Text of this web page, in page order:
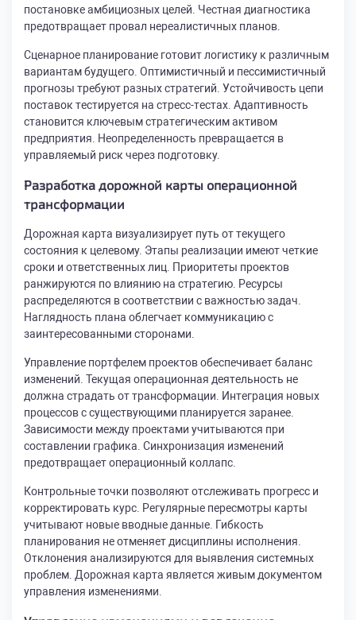
постановке амбициозных целей. Честная диагностика
предотвращает провал нереалистичных планов.
Сценарное планирование готовит логистику к различным
вариантам будущего. Оптимистичный и пессимистичный
прогнозы требуют разных стратегий. Устойчивость цепи
поставок тестируется на стресс-тестах. Адаптивность
становится ключевым стратегическим активом
предприятия. Неопределенность превращается в
управляемый риск через подготовку.
Разработка дорожной карты операционной
трансформации
Дорожная карта визуализирует путь от текущего
состояния к целевому. Этапы реализации имеют четкие
сроки и ответственных лиц. Приоритеты проектов
ранжируются по влиянию на стратегию. Ресурсы
распределяются в соответствии с важностью задач.
Наглядность плана облегчает коммуникацию с
заинтересованными сторонами.
Управление портфелем проектов обеспечивает баланс
изменений. Текущая операционная деятельность не
должна страдать от трансформации. Интеграция новых
процессов с существующими планируется заранее.
Зависимости между проектами учитываются при
составлении графика. Синхронизация изменений
предотвращает операционный коллапс.
Контрольные точки позволяют отслеживать прогресс и
корректировать курс. Регулярные пересмотры карты
учитывают новые вводные данные. Гибкость
планирования не отменяет дисциплины исполнения.
Отклонения анализируются для выявления системных
проблем. Дорожная карта является живым документом
управления изменениями.